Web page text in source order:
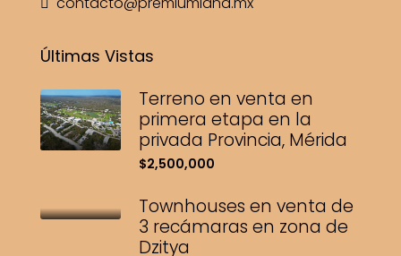
Últimas Vistas
Terreno en venta en
primera etapa en la
privada Provincia, Mérida
$2,500,000
Townhouses en venta de
3 recámaras en zona de
Dzitya